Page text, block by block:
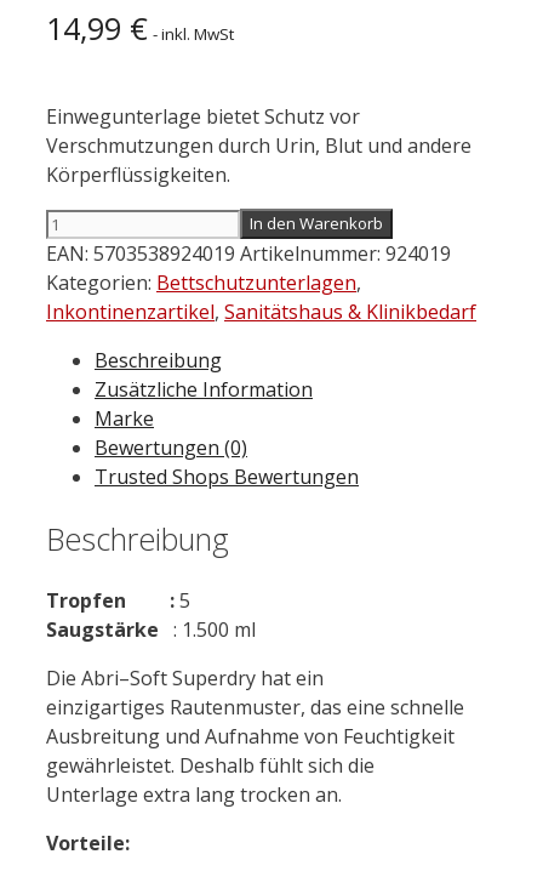
14,99 € - inkl. MwSt
Einwegunterlage bietet Schutz vor
Verschmutzungen durch Urin, Blut und andere
Körperflüssigkeiten.
ABENA
Abri-
Soft
Superdry
In den Warenkorb
EAN: 5703538924019 Artikelnummer: 924019
Kategorien: Bettschutzunterlagen,
Inkontinenzartikel, Sanitätshaus & Klinikbedarf
Beschreibung
Zusätzliche Information
Marke
Bewertungen (0)
Trusted Shops Bewertungen
Beschreibung
Tropfen :5
Saugstärke : 1.500 ml
Die Abri–Soft Superdry hat ein
einzigartiges Rautenmuster, das eine schnelle
Ausbreitung und Aufnahme von Feuchtigkeit
gewährleistet. Deshalb fühlt sich die
Unterlage extra lang trocken an.
Vorteile: